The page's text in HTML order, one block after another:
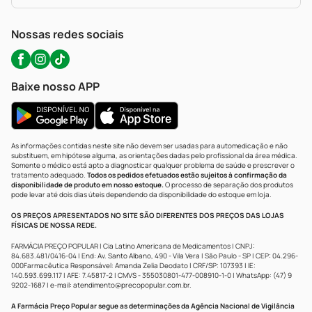
WhatsApp (47) 9202-1687
Nossas redes sociais
Baixe nosso APP
As informações contidas neste site não devem ser usadas para automedicação e não
substituem, em hipótese alguma, as orientações dadas pelo profissional da área médica.
Somente o médico está apto a diagnosticar qualquer problema de saúde e prescrever o
tratamento adequado. Todos os pedidos efetuados estão sujeitos à confirmação da
disponibilidade de produto em nosso estoque.O processo de separação dos produtos
pode levar até dois dias úteis dependendo da disponibilidade do estoque em loja.
OS PREÇOS APRESENTADOS NO SITE SÃO DIFERENTES DOS PREÇOS DAS LOJAS
FÍSICAS DE NOSSA REDE.
FARMÁCIA PREÇO POPULAR | Cia Latino Americana de Medicamentos | CNPJ:
84.683.481/0416-04 | End: Av. Santo Albano, 490 - Vila Vera | São Paulo - SP | CEP: 04.296-
000Farmacêutica Responsável: Amanda Zelia Deodato | CRF/SP: 107393 | IE:
140.593.699.117 | AFE: 7.45817-2 | CMVS - 355030801-477-008910-1-0 | WhatsApp: (47) 9
9202-1687 | e-mail: atendimento@precopopular.com.br.
A Farmácia Preço Popular segue as determinações da Agência Nacional de Vigilância